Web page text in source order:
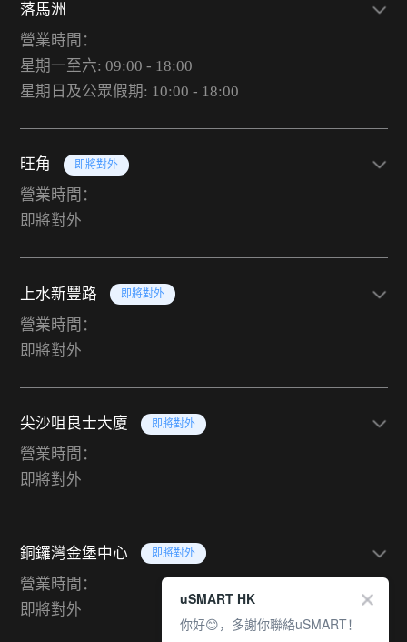
落馬洲
營業時間：
星期一至六: 09:00 - 18:00
星期日及公眾假期: 10:00 - 18:00
旺角 即將對外
營業時間：
即將對外
上水新豐路 即將對外
營業時間：
即將對外
尖沙咀良士大廈 即將對外
營業時間：
即將對外
銅鑼灣金堡中心 即將對外
營業時間：
即將對外
uSMART HK
你好😊，多謝你聯絡uSMART！